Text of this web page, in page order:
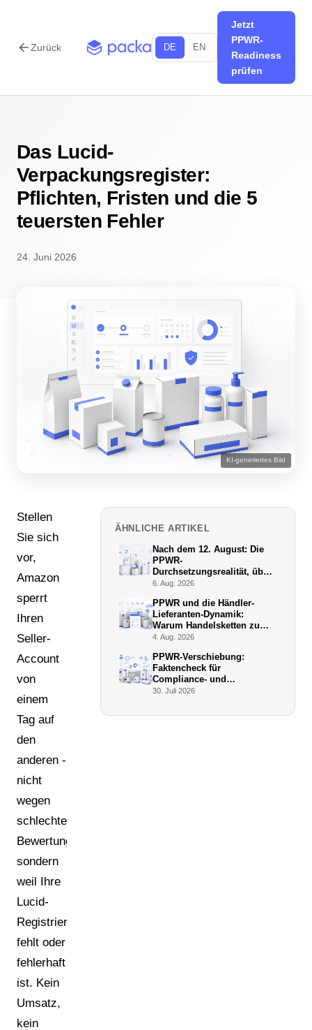
arrow_backZurück DE EN
Jetzt
PPWR-
Readiness
prüfen
Das Lucid-
Verpackungsregister:
Pflichten, Fristen und die 5
teuersten Fehler
24. Juni 2026
KI-generiertes Bild
Stellen
Sie sich
vor,
Amazon
sperrt
Ihren
Seller-
Account
von
einem
Tag auf
den
anderen -
nicht
wegen
schlechter
Bewertungen,
sondern
weil Ihre
Lucid-
Registrierung
fehlt oder
fehlerhaft
ist. Kein
Umsatz,
kein
ÄHNLICHE ARTIKEL
Nach dem 12. August: Die
PPWR-
Durchsetzungsrealität, über
die niemand schreibt
6. Aug. 2026
PPWR und die Händler-
Lieferanten-Dynamik:
Warum Handelsketten zu
De-facto-Vollstreckern
4. Aug. 2026
PPWR-Verschiebung:
Faktencheck für
Compliance- und
Verpackungsmanager (Juli
30. Juli 2026